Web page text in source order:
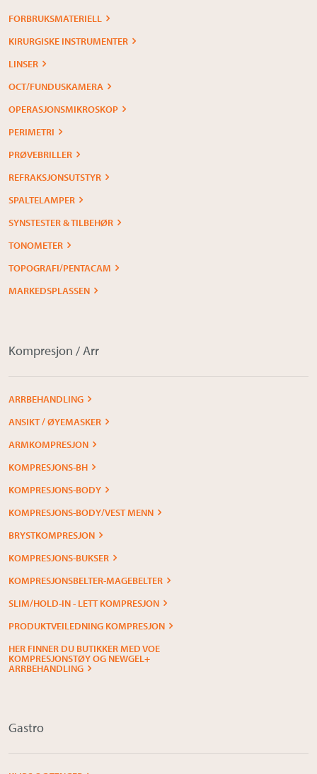
FORBRUKSMATERIELL
KIRURGISKE INSTRUMENTER
LINSER
OCT/FUNDUSKAMERA
OPERASJONSMIKROSKOP
PERIMETRI
PRØVEBRILLER
REFRAKSJONSUTSTYR
SPALTELAMPER
SYNSTESTER & TILBEHØR
TONOMETER
TOPOGRAFI/PENTACAM
MARKEDSPLASSEN
Kompresjon / Arr
ARRBEHANDLING
ANSIKT / ØYEMASKER
ARMKOMPRESJON
KOMPRESJONS-BH
KOMPRESJONS-BODY
KOMPRESJONS-BODY/VEST MENN
BRYSTKOMPRESJON
KOMPRESJONS-BUKSER
KOMPRESJONSBELTER-MAGEBELTER
SLIM/HOLD-IN - LETT KOMPRESJON
PRODUKTVEILEDNING KOMPRESJON
HER FINNER DU BUTIKKER MED VOE
KOMPRESJONSTØY OG NEWGEL+
ARRBEHANDLING
Gastro